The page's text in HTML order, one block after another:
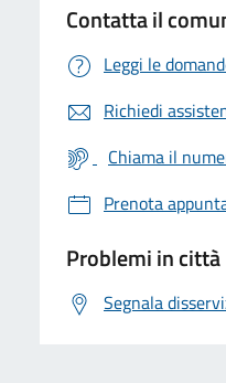
Contatta il
Leggi le
Richiedi
Chiama il
Prenota
Problemi in città
Segnala